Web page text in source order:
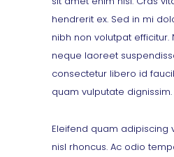
hendrerit ex. Sed in mi
nibh non volutpat efficitur.
neque laoreet
consectetur libero id
quam vulputate dignissim.
Eleifend quam adipiscing
nisl rhoncus. Ac odio